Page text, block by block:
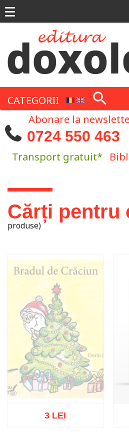
CATEGORII
Abonare la
0724 550 463
Transport gratuit*
Eşti aici
Cărți pentru
produse)
3 LEI